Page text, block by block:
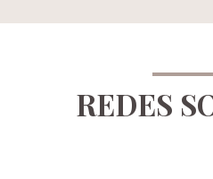
REDES